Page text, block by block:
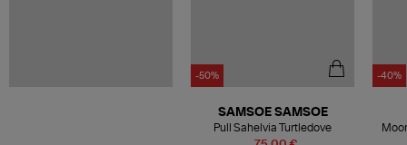
-50%
SAMSOE SAMSOE
Pull Sahelvia Turtledove
-40%